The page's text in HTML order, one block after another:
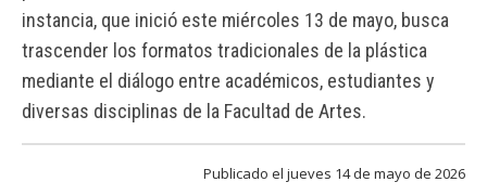
DEPARTAMENTOS
FACULTAD
Egresadas/os
instancia, que inició este miércoles 13 de mayo, busca
trascender los formatos tradicionales de la plástica
mediante el diálogo entre académicos, estudiantes y
diversas disciplinas de la Facultad de Artes.
Publicado el jueves 14 de mayo de 2026